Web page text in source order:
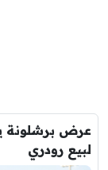
عرض برشلونة
لبيع رودري